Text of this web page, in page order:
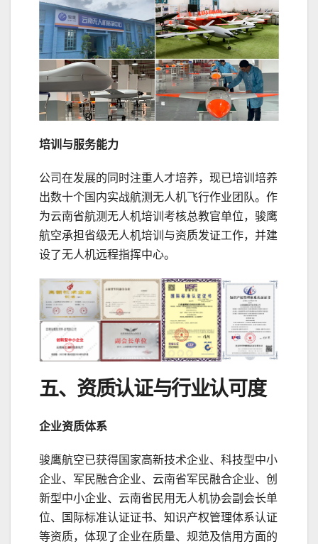
培训与服务能力
公司在发展的同时注重人才培养，现已培训培养
出数十个国内实战航测无人机飞行作业团队。作
为云南省航测无人机培训考核总教官单位，骏鹰
航空承担省级无人机培训与资质发证工作，并建
设了无人机远程指挥中心。
五、资质认证与行业认可度
企业资质体系
骏鹰航空已获得国家高新技术企业、科技型中小
企业、军民融合企业、云南省军民融合企业、创
新型中小企业、云南省民用无人机协会副会长单
位、国际标准认证证书、知识产权管理体系认证
等资质，体现了企业在质量、规范及信用方面的